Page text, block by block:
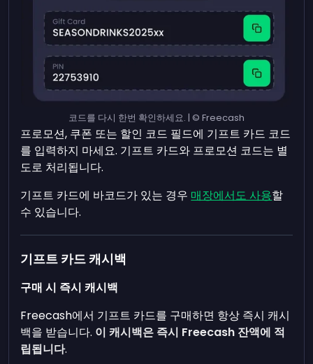
코드를 다시 한번 확인하세요. | © Freecash
프로모션, 쿠폰 또는 할인 코드 필드에 기프트 카드 코드
를 입력하지 마세요. 기프트 카드와 프로모션 코드는 별
도로 처리됩니다.
기프트 카드에 바코드가 있는 경우 매장에서도 사용할
수 있습니다.
기프트 카드 캐시백
구매 시 즉시 캐시백
Freecash에서 기프트 카드를 구매하면 항상 즉시 캐시
백을 받습니다. 이 캐시백은 즉시 Freecash 잔액에 적
립됩니다.